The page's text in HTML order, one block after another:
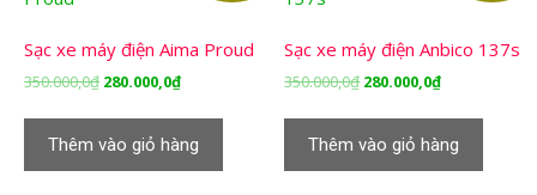
Sạc xe máy điện Aima Proud
350.000,0₫ Giá
350.000,0₫.
280.000,0₫Giá
là:
280.000,0₫.
Thêm vào giỏ hàng
Sạc xe máy điện Anbico 137s
350.000,0₫ Giá
350.000,0₫.
280.000,0₫Giá
là:
280.000,0₫.
Thêm vào giỏ hàng